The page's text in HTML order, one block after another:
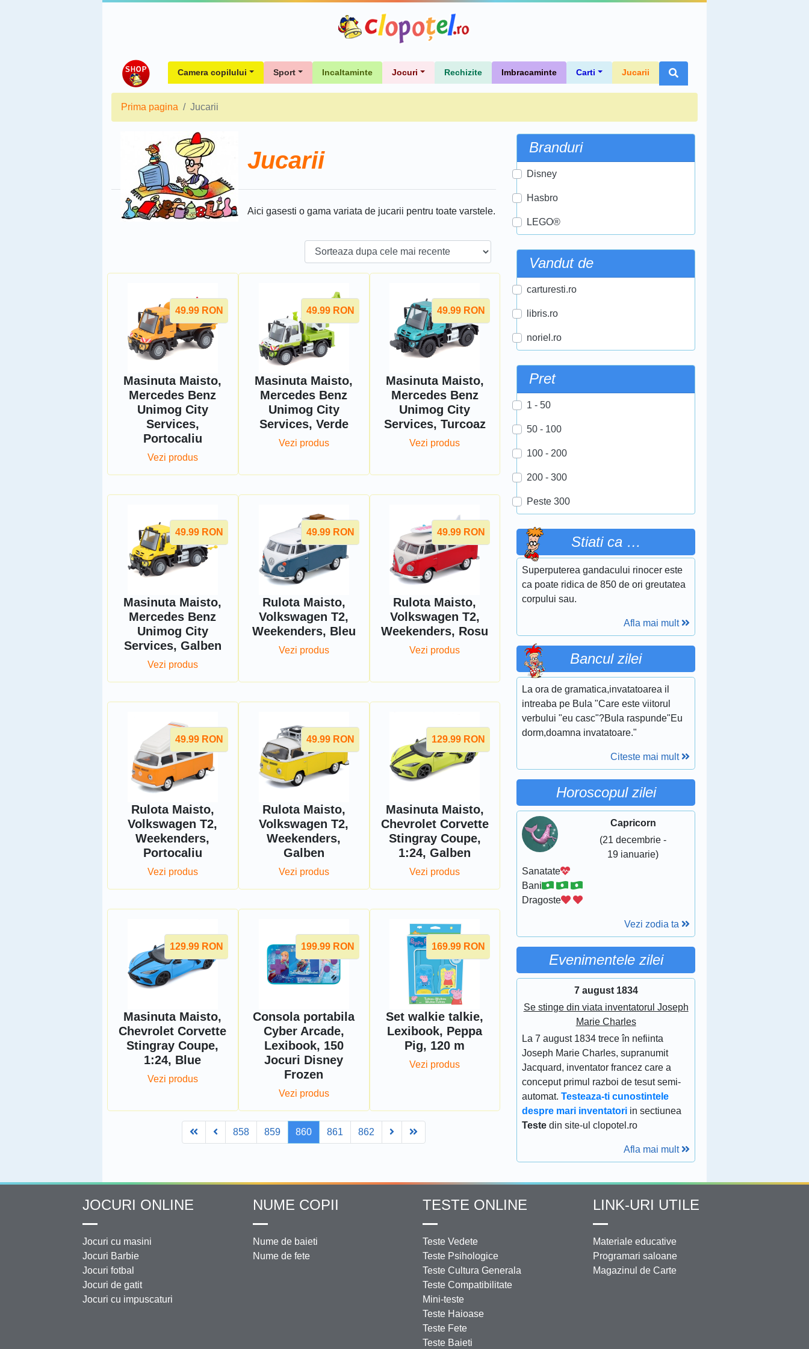
Camera copilului Sport Incaltaminte Jocuri Rechizite Imbracaminte Carti Jucarii
Prima pagina Jucarii
Jucarii
Aici gasesti o gama variata de jucarii pentru toate varstele.
49.99 RON
Masinuta Maisto,
Mercedes Benz
Unimog City
Services,
Portocaliu
Vezi produs
49.99 RON
Masinuta Maisto,
Mercedes Benz
Unimog City
Services, Verde
Vezi produs
49.99 RON
Masinuta Maisto,
Mercedes Benz
Unimog City
Services, Turcoaz
Vezi produs
49.99 RON
Masinuta Maisto,
Mercedes Benz
Unimog City
Services, Galben
Vezi produs
49.99 RON
Rulota Maisto,
Volkswagen T2,
Weekenders, Bleu
Vezi produs
49.99 RON
Rulota Maisto,
Volkswagen T2,
Weekenders, Rosu
Vezi produs
49.99 RON
Rulota Maisto,
Volkswagen T2,
Weekenders,
Portocaliu
Vezi produs
49.99 RON
Rulota Maisto,
Volkswagen T2,
Weekenders,
Galben
Vezi produs
129.99 RON
Masinuta Maisto,
Chevrolet Corvette
Stingray Coupe,
1:24, Galben
Vezi produs
129.99 RON
Masinuta Maisto,
Chevrolet Corvette
Stingray Coupe,
1:24, Blue
Vezi produs
199.99 RON
Consola portabila
Cyber Arcade,
Lexibook, 150
Jocuri Disney
Frozen
Vezi produs
169.99 RON
Set walkie talkie,
Lexibook, Peppa
Pig, 120 m
Vezi produs
FirstPrev858 859 860 861 862 Next
Branduri
Disney
Hasbro
LEGO®
Vandut de
carturesti.ro
libris.ro
noriel.ro
Pret
1 - 50
50 - 100
100 - 200
200 - 300
Peste 300
Stiati ca …
Superputerea gandacului rinocer este
ca poate ridica de 850 de ori greutatea
corpului sau.
Afla mai mult
Bancul zilei
La ora de gramatica,invatatoarea il
intreaba pe Bula "Care este viitorul
verbului "eu casc"?Bula raspunde"Eu
dorm,doamna invatatoare."
Citeste mai mult
Horoscopul zilei
Capricorn
(21 decembrie -
19 ianuarie)
Sanatate
Bani
Dragoste
Vezi zodia ta
Evenimentele zilei
7 august 1834
Se stinge din viata inventatorul Joseph
Marie Charles
La 7 august 1834 trece în nefiinta
Joseph Marie Charles, supranumit
Jacquard, inventator francez care a
conceput primul razboi de tesut semi-
automat.Testeaza-ti cunostintele
despre mari inventatori in sectiunea
Teste din site-ul clopotel.ro
Afla mai mult
JOCURI ONLINE
Jocuri cu masini
Jocuri Barbie
Jocuri fotbal
Jocuri de gatit
Jocuri cu impuscaturi
NUME COPII
Nume de baieti
Nume de fete
TESTE ONLINE
Teste Vedete
Teste Psihologice
Teste Cultura Generala
Teste Compatibilitate
Mini-teste
Teste Haioase
Teste Fete
Teste Baieti
LINK-URI UTILE
Materiale educative
Programari saloane
Magazinul de Carte